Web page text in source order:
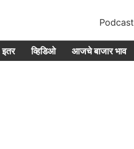
Podcast
इतर व्हिडिओ आजचे बाजार भाव